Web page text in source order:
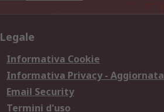
Legale
Informativa Cookie
Informativa Privacy - Aggiornata
Email Security
Termini d'uso